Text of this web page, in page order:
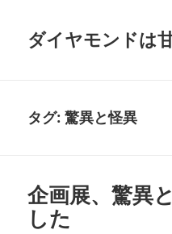
ダイヤモンドは
タグ:驚異と怪異
企画展、驚異
した